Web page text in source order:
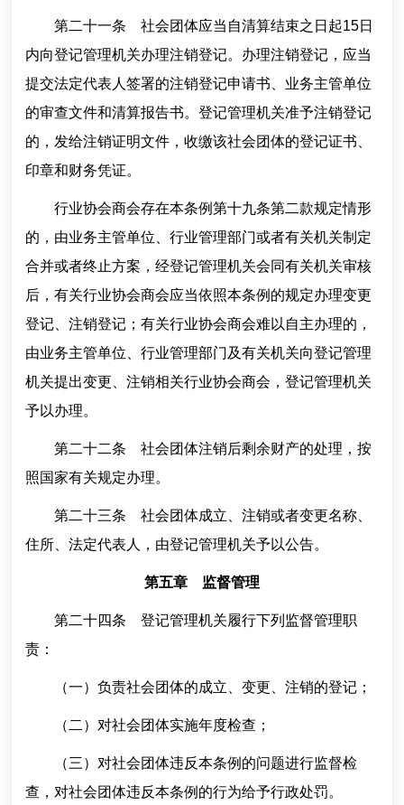
第二十一条 社会团体应当自清算结束之日起15日
内向登记管理机关办理注销登记。办理注销登记，应当
提交法定代表人签署的注销登记申请书、业务主管单位
的审查文件和清算报告书。登记管理机关准予注销登记
的，发给注销证明文件，收缴该社会团体的登记证书、
印章和财务凭证。
行业协会商会存在本条例第十九条第二款规定情形
的，由业务主管单位、行业管理部门或者有关机关制定
合并或者终止方案，经登记管理机关会同有关机关审核
后，有关行业协会商会应当依照本条例的规定办理变更
登记、注销登记；有关行业协会商会难以自主办理的，
由业务主管单位、行业管理部门及有关机关向登记管理
机关提出变更、注销相关行业协会商会，登记管理机关
予以办理。
第二十二条 社会团体注销后剩余财产的处理，按
照国家有关规定办理。
第二十三条 社会团体成立、注销或者变更名称、
住所、法定代表人，由登记管理机关予以公告。
第五章 监督管理
第二十四条 登记管理机关履行下列监督管理职
责：
（一）负责社会团体的成立、变更、注销的登记；
（二）对社会团体实施年度检查；
（三）对社会团体违反本条例的问题进行监督检
查，对社会团体违反本条例的行为给予行政处罚。